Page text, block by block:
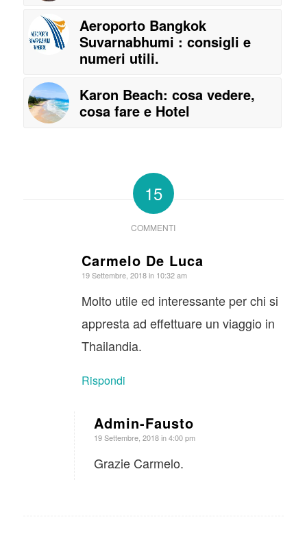
Aeroporto Bangkok
Suvarnabhumi : consigli e
numeri utili.
Karon Beach: cosa vedere,
cosa fare e Hotel
15
COMMENTI
Carmelo De Luca
dice:
19 Settembre, 2018 in 10:32 am
Molto utile ed interessante per chi si
appresta ad effettuare un viaggio in
Thailandia.
Rispondi
Admin-Fausto
dice:
19 Settembre, 2018 in 4:00 pm
Grazie Carmelo.